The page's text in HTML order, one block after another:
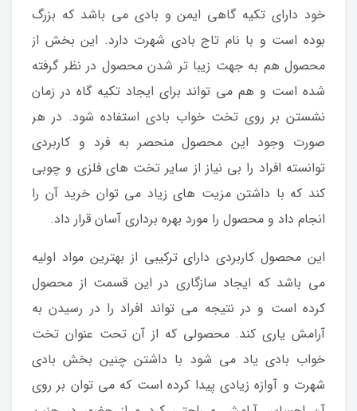
خود دارای تکیه گاهی ایمن و بادی می باشد که بزرگ
بوده است و با نام تاج بادی شهرت دارد. این بخش از
محصول هم به جهت زیبا تر شدن محصول در نظر گرفته
شده است و هم می تواند برای ایجاد تکیه گاه در زمان
نشستن بر روی تخت خواب بادی استفاده شود. در هر
صورت وجود این محصول منحصر به فرد و کاربردی
توانسته افراد را بی نیاز از سایر تخت های فلزی و چوبی
کند که با داشتن مزیت های زیاد می توان خرید آن را
انجام داد و محصول را مورد بهره برداری آسان قرار داد.
این محصول کاربردی دارای ترکیبی از بهترین مواد اولیه
می باشد که ایجاد سازگاری در این قسمت از محصول
کرده است و در نتیجه می تواند افراد را در رسیدن به
آرامش یاری کند. محصولی که از آن تحت عنوان تخت
خواب بادی یاد می شود با داشتن چنین بخش بادی
شهرت و آوازه زیادی پیدا کرده است که می توان بر روی